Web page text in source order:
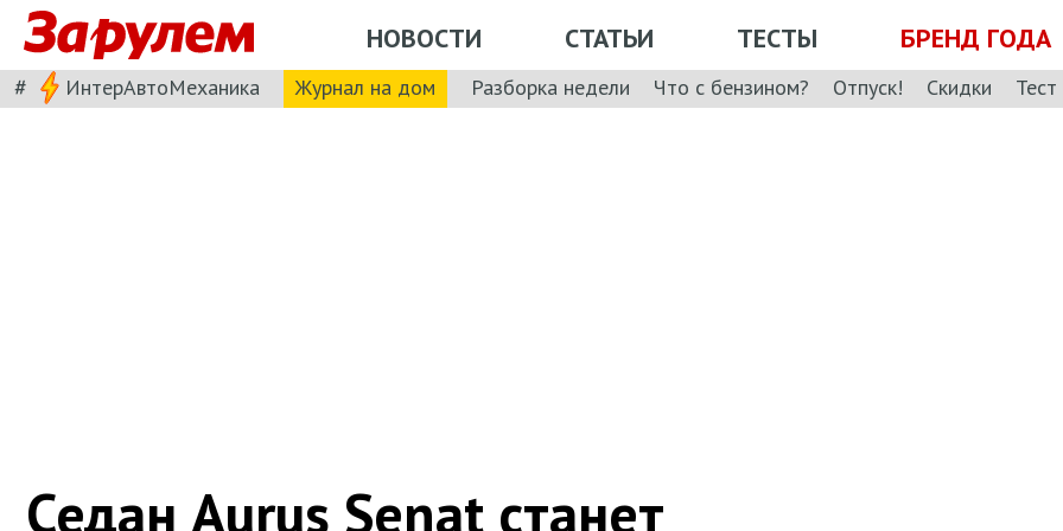
НОВОСТИ СТАТЬИ ТЕСТЫ БРЕНД ГОДА
# ИнтерАвтоМеханика Журнал на дом Разборка недели Что с бензином? Отпуск! Скидки
Седан Aurus Senat станет